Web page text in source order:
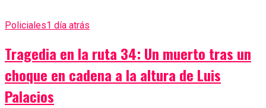
Policiales1 día atrás
Tragedia en la ruta 34: Un muerto tras un
choque en cadena a la altura de Luis
Palacios